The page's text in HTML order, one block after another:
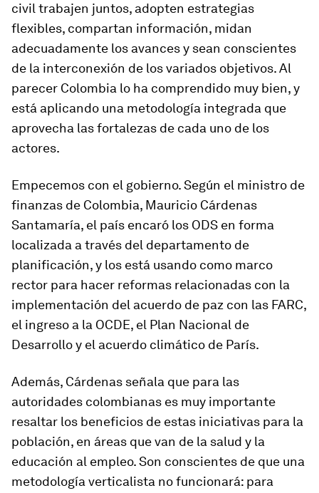
civil trabajen juntos, adopten estrategias
flexibles, compartan información, midan
adecuadamente los avances y sean conscientes
de la interconexión de los variados objetivos. Al
parecer Colombia lo ha comprendido muy bien, y
está aplicando una metodología integrada que
aprovecha las fortalezas de cada uno de los
actores.
Empecemos con el gobierno. Según el ministro de
finanzas de Colombia, Mauricio Cárdenas
Santamaría, el país encaró los ODS en forma
localizada a través del departamento de
planificación, y los está usando como marco
rector para hacer reformas relacionadas con la
implementación del acuerdo de paz con las FARC,
el ingreso a la OCDE, el Plan Nacional de
Desarrollo y el acuerdo climático de París.
Además, Cárdenas señala que para las
autoridades colombianas es muy importante
resaltar los beneficios de estas iniciativas para la
población, en áreas que van de la salud y la
educación al empleo. Son conscientes de que una
metodología verticalista no funcionará: para